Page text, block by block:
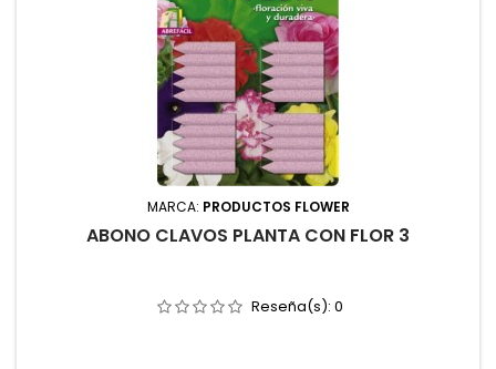
MARCA: PRODUCTOS FLOWER
ABONO CLAVOS PLANTA CON FLOR 3
Reseña(s): 0